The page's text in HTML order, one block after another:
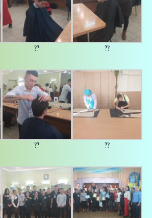
?? ??
?? ??